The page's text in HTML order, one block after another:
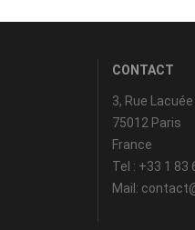
CONTACT
3, Rue Lacuée
75012 Paris
France
Tel : +33 1 83
Mail: